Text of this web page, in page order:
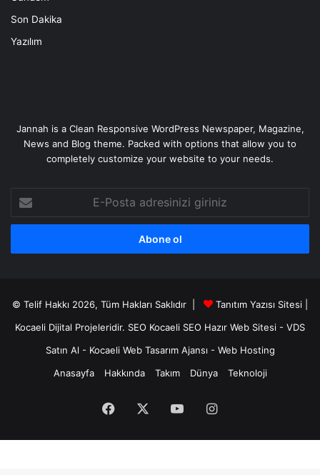
Son Dakika
Yazılım
Jannah is a Clean Responsive WordPress Newspaper, Magazine,
News and Blog theme. Packed with options that allow you to
completely customize your website to your needs.
Posta
adresinizi
© Telif Hakkı 2026, Tüm Hakları Saklıdır |
Tanıtım Yazısı Sitesi |
Kocaeli Dijital Projeleridir. SEO Kocaeli SEO Hazır Web Sitesi - VDS
Satın Al - Kocaeli Web Tasarım Ajansı - Web Hosting
Anasayfa
Hakkında Takım Dünya Teknoloji
Facebook YouTubeInstagram